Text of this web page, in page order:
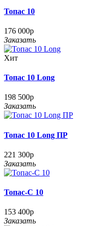
Топас 10
176 000р
Заказать
Хит
Топас 10 Long
198 500р
Заказать
Топас 10 Long ПР
221 300р
Заказать
Топас-С 10
153 400р
Заказать